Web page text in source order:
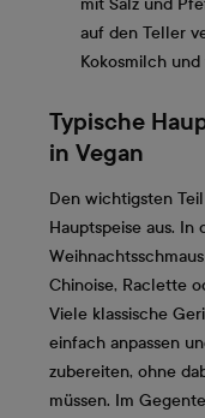
auf den Teller
Kokosmilch
Typische
in Vegan
Den wichtigsten
Hauptspeise aus. In
Chinoise, Raclette
Viele klassische
einfach anpassen
zubereiten, ohne
müssen. Im